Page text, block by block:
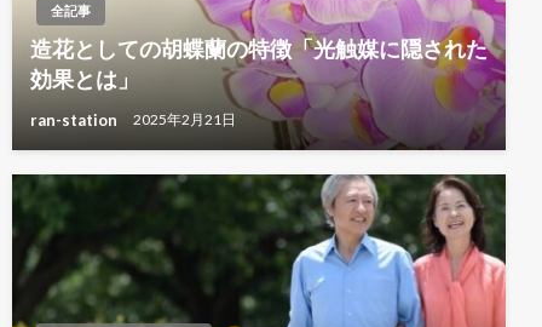
全記事
造花としての胡蝶蘭の特徴「光触媒に隠された
効果とは」
ran-station 2025年2月21日